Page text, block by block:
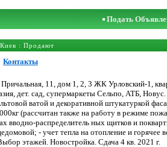
Подать
Киев : Продают
Контакты
11, дом 1, 2, 3 ЖК Урловский-1,
дет. сад, супермаркеты Сельпо, АТБ,
ватой и декоративной штукатуркой
(рассчитан также на работу в режиме
вводно-распределитель ных щитков и
- учет тепла на отопление и
этажей. Новостройка. Сдача 4 кв. 2021 г.